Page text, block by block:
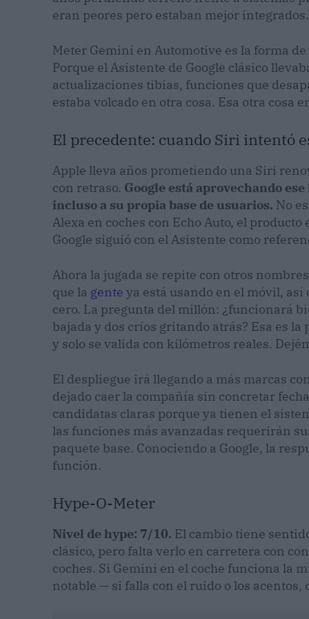
eran peores pero estaban mejor integrados.
Meter Gemini en Automotive es la forma
Porque el Asistente de Google clásico
actualizaciones tibias, funciones que
estaba volcado en otra cosa. Esa otra cosa
El precedente: cuando Siri intentó
Apple lleva años prometiendo una Siri
con retraso. Google está aprovechando
incluso a su propia base de usuarios. No
Alexa en coches con Echo Auto, el
Google siguió con el Asistente como
Ahora la jugada se repite con otros
que la gente ya está usando en el móvil,
cero. La pregunta del millón: ¿funcionará
bajada y dos críos gritando atrás? Esa es
y solo se valida con kilómetros reales.
El despliegue irá llegando a más marcas
dejado caer la compañía sin concretar
candidatas claras porque ya tienen el
las funciones más avanzadas requerirán
paquete base. Conociendo a Google, la
función.
Hype-O-Meter
Nivel de hype: 7/10. El cambio tiene
clásico, pero falta verlo en carretera con
coches. Si Gemini en el coche funciona la
notable — si falla con el ruido o los